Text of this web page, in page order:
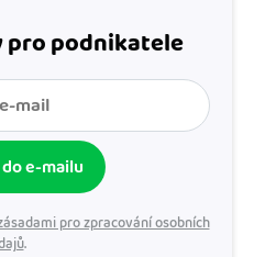
pro podnikatele
e-mailu
pro zpracování osobních
.